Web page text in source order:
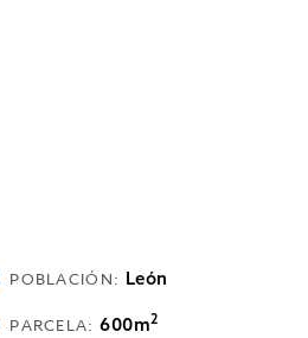
POBLACIÓN: León
PARCELA: 600m2